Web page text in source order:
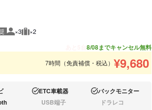
推奨人数
×3 推奨荷物
×2
8/08までキャンセル無料
7時間（免責補償・税込） ¥9,680
あり:ETC車載器 あり:バックモニター
なし:USB端子 なし:ドラレコ